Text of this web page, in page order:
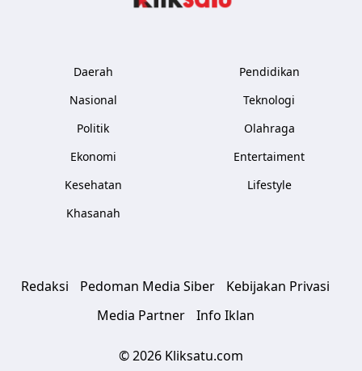
Daerah
Nasional
Politik
Ekonomi
Kesehatan
Khasanah
Pendidikan
Teknologi
Olahraga
Entertaiment
Lifestyle
Redaksi Pedoman Media Siber
Kebijakan Privasi
Media Partner
Info Iklan
© 2026 Kliksatu.com